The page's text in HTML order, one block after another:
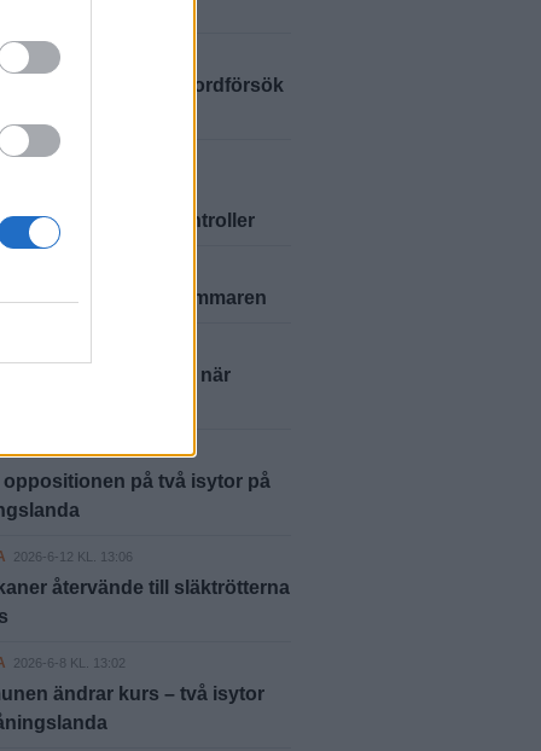
2026-6-21 KL. 10:00
till sjukhus efter mordförsök
2026-6-20 KL. 10:00
inför registerkontroller
tillbaka hela sommaren
fylldes av sång när
oppositionen på två isytor på
2026-6-12 KL. 13:06
återvände till släktrötterna
2026-6-8 KL. 13:02
ändrar kurs – två isytor